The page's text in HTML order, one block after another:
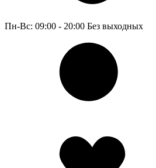
Пн-Вс: 09:00 - 20:00 Без выходных